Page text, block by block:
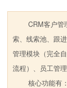
CRM客户管理
索、线索池、跟
管理模块（完全
流程）、员工管
核心功能有：